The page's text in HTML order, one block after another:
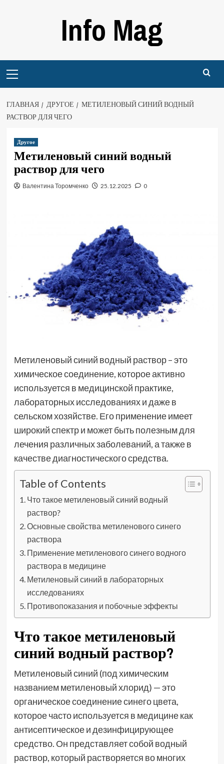
Info Mag
Menu
ГЛАВНАЯ ДРУГОЕ
МЕТИЛЕНОВЫЙ СИНИЙ ВОДНЫЙ
РАСТВОР ДЛЯ ЧЕГО
Другое
Метиленовый синий водный
раствор для чего
Валентина Торомченко 25.12.2025 0
Метиленовый синий водный раствор – это
химическое соединение, которое активно
используется в медицинской практике,
лабораторных исследованиях и даже в
сельском хозяйстве. Его применение имеет
широкий спектр и может быть полезным для
лечения различных заболеваний, а также в
качестве диагностического средства.
Table of Contents
Что такое метиленовый синий водный
раствор?
Основные свойства метиленового синего
раствора
Применение метиленового синего водного
раствора в медицине
Метиленовый синий в лабораторных
исследованиях
Противопоказания и побочные эффекты
Что такое метиленовый
синий водный раствор?
Метиленовый синий (под химическим
названием метиленовый хлорид) — это
органическое соединение синего цвета,
которое часто используется в медицине как
антисептическое и дезинфицирующее
средство. Он представляет собой водный
раствор, который растворяется во многих